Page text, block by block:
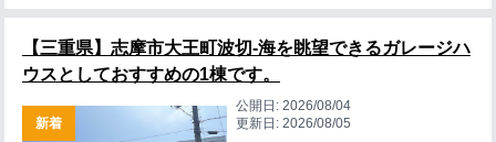
【三重県】志摩市大王町波切-海を眺望できるガレージハ
ウスとしておすすめの1棟です。
新着
公開日:2026/08/04
更新日:2026/08/05